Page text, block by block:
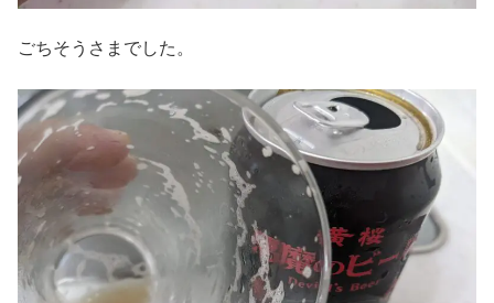
ごちそうさまでした。